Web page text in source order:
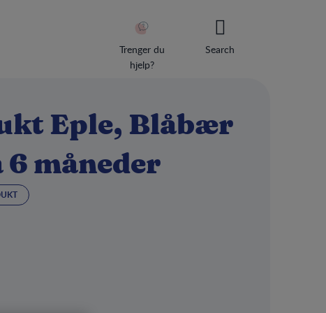
Trenger du
hjelp?
Search
Eple, Blåbær
6 måneder